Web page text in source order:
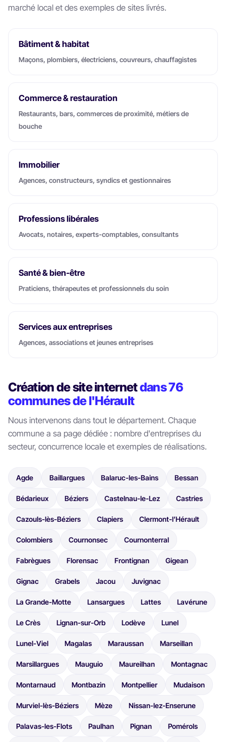
marché local et des exemples de sites livrés.
Bâtiment & habitat
Maçons, plombiers, électriciens, couvreurs, chauffagistes
Commerce & restauration
Restaurants, bars, commerces de proximité, métiers de
bouche
Immobilier
Agences, constructeurs, syndics et gestionnaires
Professions libérales
Avocats, notaires, experts-comptables, consultants
Santé & bien-être
Praticiens, thérapeutes et professionnels du soin
Services aux entreprises
Agences, associations et jeunes entreprises
Création de site internetdans 76
communes de l'Hérault
Nous intervenons dans tout le département. Chaque
commune a sa page dédiée : nombre d'entreprises du
secteur, concurrence locale et exemples de réalisations.
Agde Baillargues Balaruc-les-Bains Bessan
Bédarieux Béziers Castelnau-le-Lez Castries
Cazouls-lès-Béziers Clapiers Clermont-l’Hérault
Colombiers Cournonsec Cournonterral
Fabrègues Florensac Frontignan Gigean
Gignac Grabels Jacou Juvignac
La Grande-Motte Lansargues Lattes Lavérune
Le Crès Lignan-sur-Orb Lodève Lunel
Lunel-Viel Magalas Maraussan Marseillan
Marsillargues Mauguio Maureilhan Montagnac
Montarnaud Montbazin Montpellier Mudaison
Murviel-lès-Béziers Mèze Nissan-lez-Enserune
Palavas-les-Flots Paulhan Pignan Pomérols